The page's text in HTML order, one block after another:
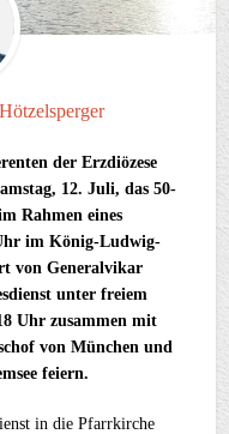
der Erzdiözese
12. Juli, das 50-
Rahmen eines
im König-Ludwig-
von Generalvikar
unter freiem
Uhr zusammen mit
von München und
feiern.
in die Pfarrkirche